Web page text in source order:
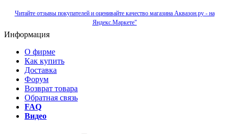
Читайте отзывы покупателей и оценивайте качество магазина Аквазон.ру - на
Яндекс.Маркете"
Информация
О фирме
Как купить
Доставка
Форум
Возврат товара
Обратная связь
FAQ
Видео